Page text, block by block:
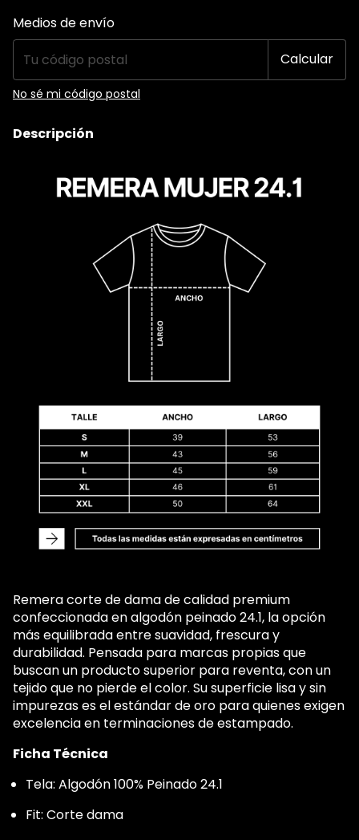
Entregas para el CP:
Medios de envío
Calcular
No sé mi código postal
Descripción
Remera corte de dama de calidad premium
confeccionada en algodón peinado 24.1, la opción
más equilibrada entre suavidad, frescura y
durabilidad. Pensada para marcas propias que
buscan un producto superior para reventa, con un
tejido que no pierde el color. Su superficie lisa y sin
impurezas es el estándar de oro para quienes exigen
excelencia en terminaciones de estampado.
Ficha Técnica
Tela: Algodón 100% Peinado 24.1
Fit: Corte dama